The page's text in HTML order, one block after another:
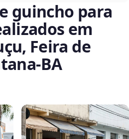
guincho para
em
Feira de